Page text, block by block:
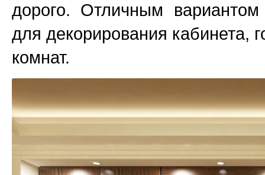
дорого. Отличным
для декорирования кабинета,
комнат.